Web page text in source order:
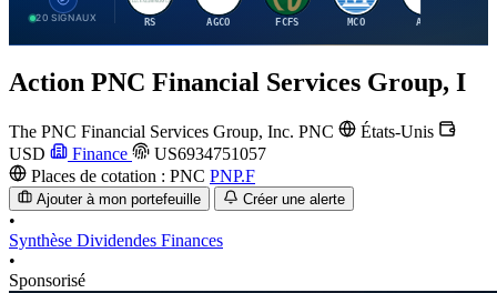
20 SIGNAUX RS AGCO FCFS MCO AIT
Action PNC Financial Services Group, I
The PNC Financial Services Group, Inc. PNC
États-Unis
USD
Finance
US6934751057
Places de cotation : PNC PNP.F
Ajouter à mon portefeuille Créer une alerte
•
Synthèse Dividendes Finances
•
Sponsorisé